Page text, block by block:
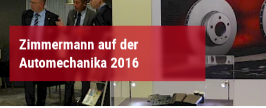
Zimmermann auf der
Automechanika 2016